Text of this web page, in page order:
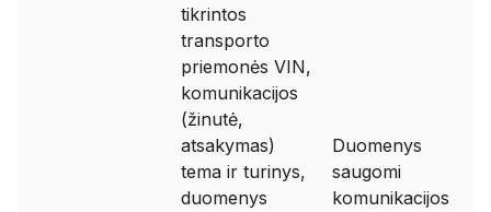
tikrintos
transporto
priemonės VIN,
komunikacijos
(žinutė,
atsakymas)
tema ir turinys,
duomenys
Duomenys
saugomi
komunikacijos